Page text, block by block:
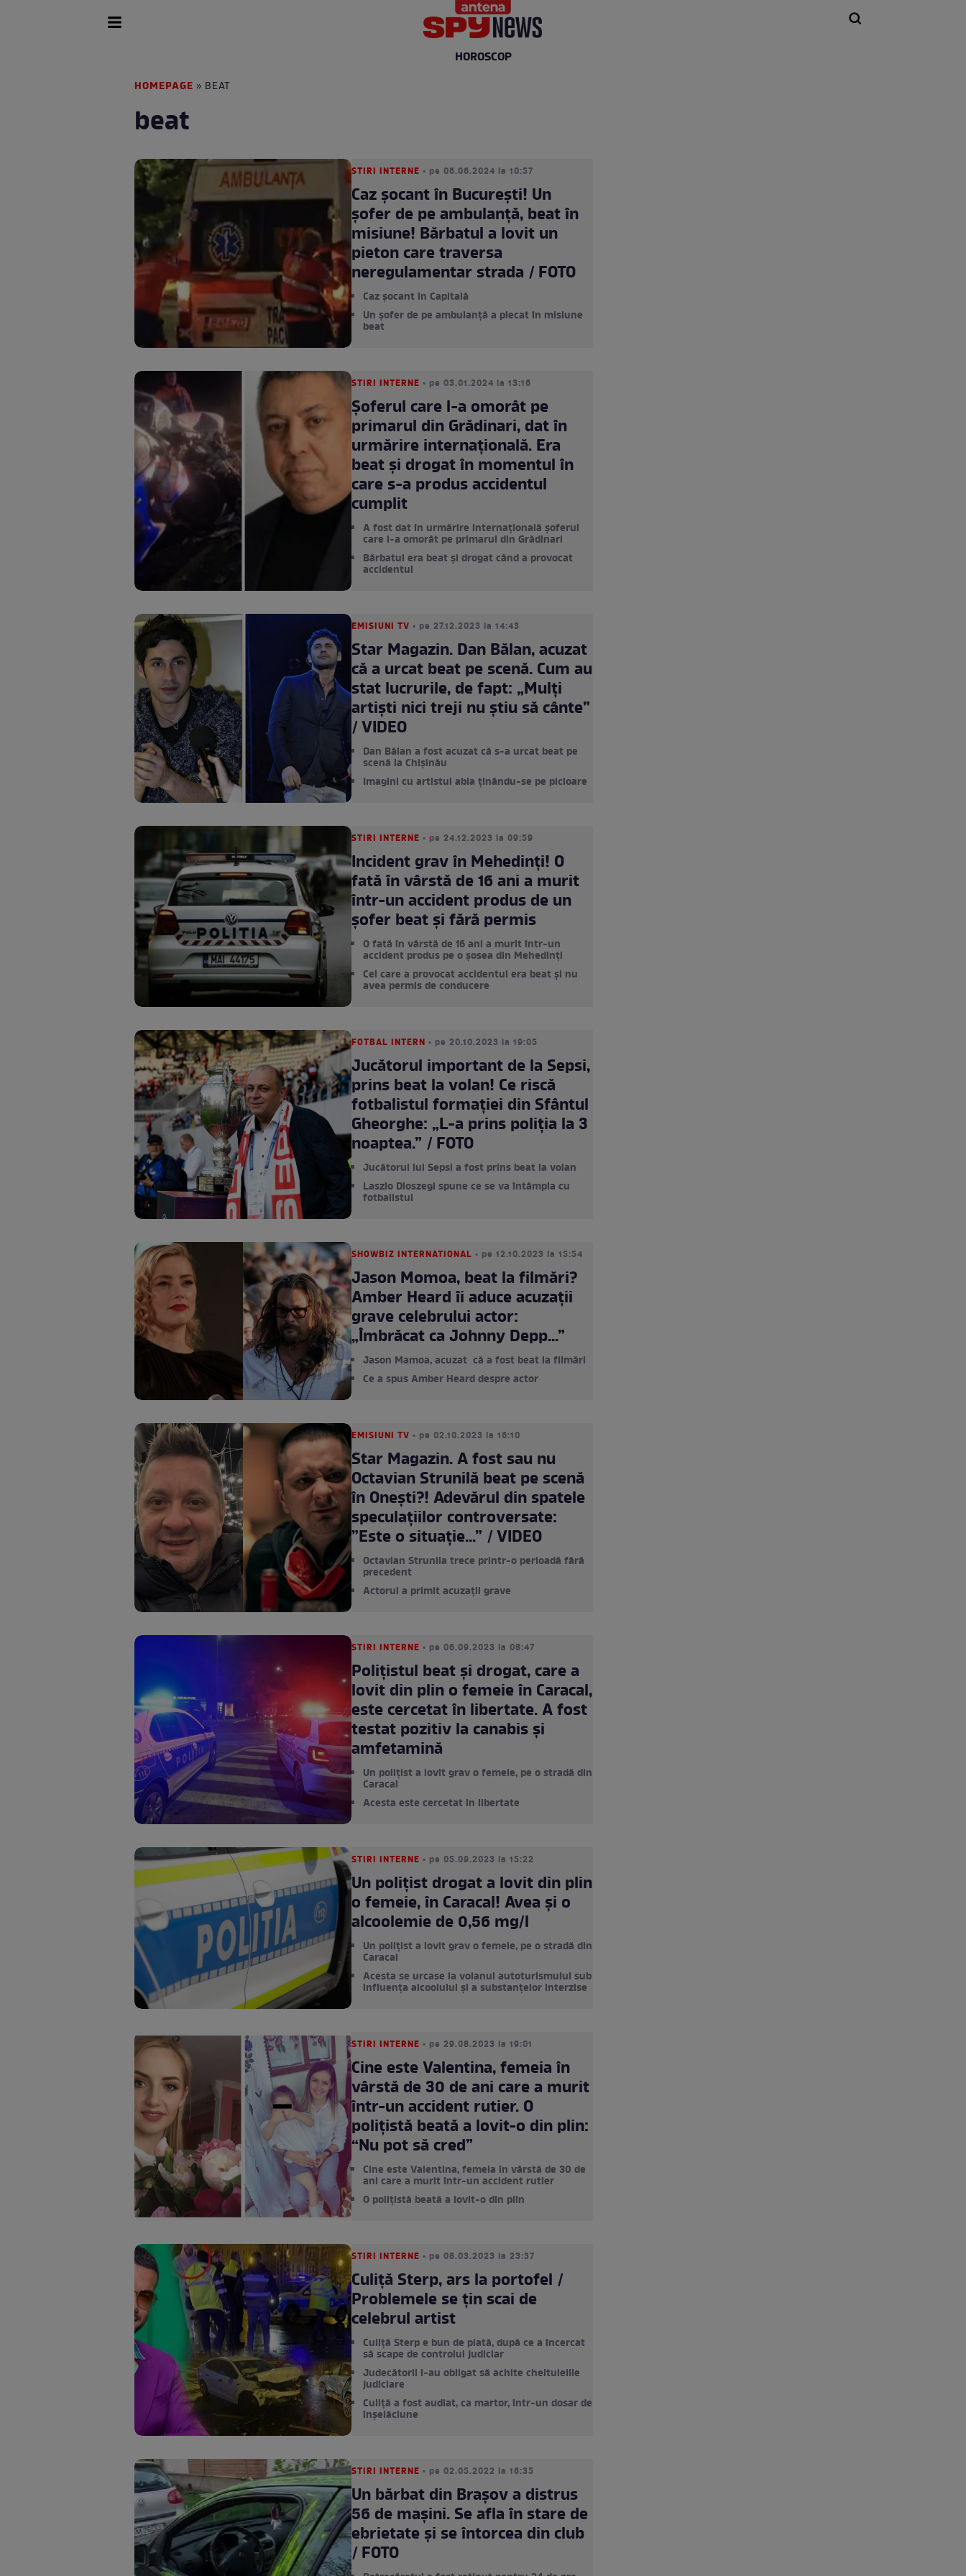
HOROSCOP
HOMEPAGE » BEAT
beat
STIRI INTERNE • pe 06.06.2024 la 10:57
Caz șocant în București! Un
șofer de pe ambulanță, beat în
misiune! Bărbatul a lovit un
pieton care traversa
neregulamentar strada / FOTO
Caz șocant în Capitală
Un șofer de pe ambulanță a plecat în misiune
beat
STIRI INTERNE • pe 03.01.2024 la 13:16
Șoferul care l-a omorât pe
primarul din Grădinari, dat în
urmărire internațională. Era
beat și drogat în momentul în
care s-a produs accidentul
cumplit
A fost dat în urmărire internațională șoferul
care l-a omorât pe primarul din Grădinari
Bărbatul era beat și drogat când a provocat
accidentul
EMISIUNI TV • pe 27.12.2023 la 14:43
Star Magazin. Dan Bălan, acuzat
că a urcat beat pe scenă. Cum au
stat lucrurile, de fapt: „Mulți
artiști nici treji nu știu să cânte”
/ VIDEO
Dan Bălan a fost acuzat că s-a urcat beat pe
scenă la Chișinău
Imagini cu artistul abia ținându-se pe picioare
STIRI INTERNE • pe 24.12.2023 la 09:59
Incident grav în Mehedinți! O
fată în vârstă de 16 ani a murit
într-un accident produs de un
șofer beat și fără permis
O fată în vârstă de 16 ani a murit într-un
accident produs pe o șosea din Mehedinți
Cel care a provocat accidentul era beat și nu
avea permis de conducere
FOTBAL INTERN • pe 20.10.2023 la 19:05
Jucătorul important de la Sepsi,
prins beat la volan! Ce riscă
fotbalistul formației din Sfântul
Gheorghe: „L-a prins poliția la 3
noaptea.” / FOTO
Jucătorul lui Sepsi a fost prins beat la volan
Laszlo Dioszegi spune ce se va întâmpla cu
fotbalistul
SHOWBIZ INTERNATIONAL • pe 12.10.2023 la 15:54
Jason Momoa, beat la filmări?
Amber Heard îi aduce acuzații
grave celebrului actor:
„Îmbrăcat ca Johnny Depp...”
Jason Mamoa, acuzat că a fost beat la filmări
Ce a spus Amber Heard despre actor
EMISIUNI TV • pe 02.10.2023 la 16:10
Star Magazin. A fost sau nu
Octavian Strunilă beat pe scenă
în Onești?! Adevărul din spatele
speculațiilor controversate:
”Este o situație...” / VIDEO
Octavian Strunila trece printr-o perioadă fără
precedent
Actorul a primit acuzații grave
STIRI INTERNE • pe 06.09.2023 la 08:47
Poliţistul beat și drogat, care a
lovit din plin o femeie în Caracal,
este cercetat în libertate. A fost
testat pozitiv la canabis şi
amfetamină
Un polițist a lovit grav o femeie, pe o stradă din
Caracal
Acesta este cercetat în libertate
STIRI INTERNE • pe 05.09.2023 la 15:22
Un polițist drogat a lovit din plin
o femeie, în Caracal! Avea și o
alcoolemie de 0,56 mg/l
Un polițist a lovit grav o femeie, pe o stradă din
Caracal
Acesta se urcase la volanul autoturismului sub
influența alcoolului și a substanțelor interzise
STIRI INTERNE • pe 29.08.2023 la 19:01
Cine este Valentina, femeia în
vârstă de 30 de ani care a murit
într-un accident rutier. O
polițistă beată a lovit-o din plin:
“Nu pot să cred”
Cine este Valentina, femeia în vârstă de 30 de
ani care a murit într-un accident rutier
O polițistă beată a lovit-o din plin
STIRI INTERNE • pe 08.03.2023 la 23:37
Culiță Sterp, ars la portofel /
Problemele se țin scai de
celebrul artist
Culiță Sterp e bun de plată, după ce a încercat
să scape de controlul judiciar
Judecătorii l-au obligat să achite cheltuielile
judiciare
Culiță a fost audiat, ca martor, într-un dosar de
înșelăciune
STIRI INTERNE • pe 02.05.2022 la 16:35
Un bărbat din Brașov a distrus
56 de mașini. Se afla în stare de
ebrietate și se întorcea din club
/ FOTO